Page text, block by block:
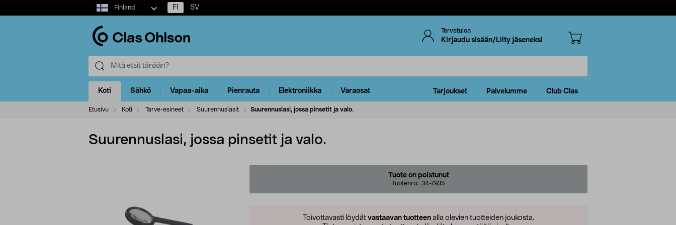
Select
market
Finland FI SV
Tervetuloa
Kirjaudu sisään/Liity jäseneksi
Koti Sähkö Vapaa-aika Pienrauta Elektroniikka Varaosat Tarjoukset Palvelumme Club Clas
Etusivu Koti Tarve-esineet Suurennuslasit Suurennuslasi, jossa pinsetit ja valo.
Suurennuslasi, jossa pinsetit ja valo.
Tuote on poistunut
Tuotenro: 34-7935
Toivottavasti löydät vastaavan tuotteen alla olevien tuotteiden joukosta.